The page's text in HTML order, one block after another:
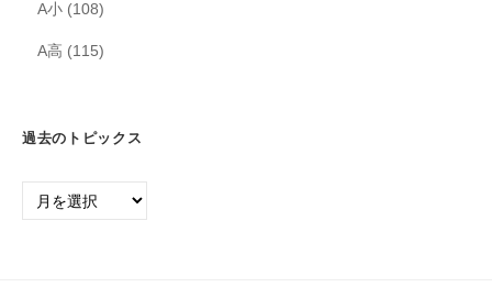
A小(108)
A高 (115)
過去のトピックス
過